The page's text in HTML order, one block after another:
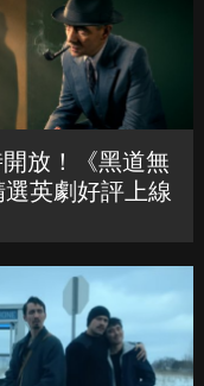
放！《黑道無
英劇好評上線